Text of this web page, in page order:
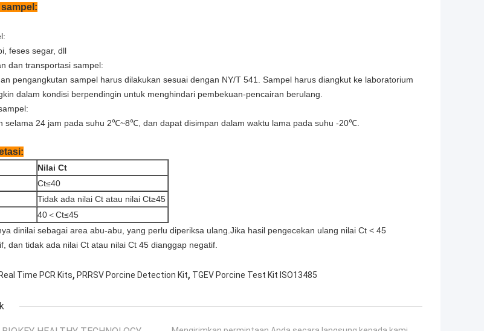
feses segar, dll
dan transportasi sampel:
pengangkutan sampel harus dilakukan sesuai dengan NY/T 541. Sampel harus diangkut ke laboratorium
dalam kondisi berpendingin untuk menghindari pembekuan-pencairan berulang.
selama 24 jam pada suhu 2℃~8℃, dan dapat disimpan dalam waktu lama pada suhu -20℃.
Nilai Ct
Ct≤40
Tidak ada nilai Ct atau nilai Ct≥45
40＜Ct≤45
dinilai sebagai area abu-abu, yang perlu diperiksa ulang.Jika hasil pengecekan ulang nilai Ct < 45
dan tidak ada nilai Ct atau nilai Ct 45 dianggap negatif.
Time PCR Kits, PRRSV Porcine Detection Kit, TGEV Porcine Test Kit ISO13485